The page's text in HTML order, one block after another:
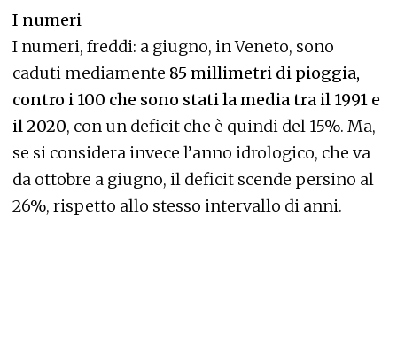
I numeri
I numeri, freddi: a giugno, in Veneto, sono
caduti mediamente 85 millimetri di pioggia,
contro i 100 che sono stati la media tra il 1991 e
il 2020, con un deficit che è quindi del 15%. Ma,
se si considera invece l’anno idrologico, che va
da ottobre a giugno, il deficit scende persino al
26%, rispetto allo stesso intervallo di anni.